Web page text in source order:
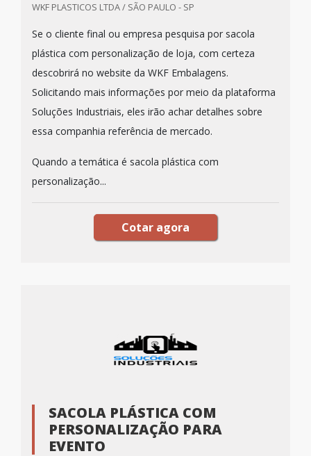
WKF PLASTICOS LTDA / SÃO PAULO - SP
Se o cliente final ou empresa pesquisa por sacola
plástica com personalização de loja, com certeza
descobrirá no website da WKF Embalagens.
Solicitando mais informações por meio da plataforma
Soluções Industriais, eles irão achar detalhes sobre
essa companhia referência de mercado.
Quando a temática é sacola plástica com
personalização...
Cotar agora
SACOLA PLÁSTICA COM
PERSONALIZAÇÃO PARA
EVENTO